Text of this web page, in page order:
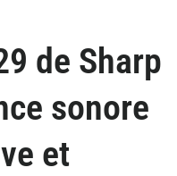
de Sharp
sonore
et